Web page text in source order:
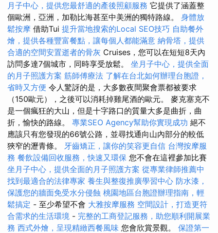
月子中心，提供您最舒適的產後照顧服務 它提供了涵蓋整
個歐洲，亞洲，加勒比海甚至中美洲的獨特路線。 身體放
鬆按摩 借助Tui 提升當地搜索的Local SEO技巧 自助餐外
燴，提供各種豐富餐點，讓每個人都能滿意 納骨塔，提供
合適的空間安置逝者的骨灰 Cruises，您可以在短短8天內
訪問多達7個城市，同時享受放鬆。 坐月子中心，提供全面
的月子照護方案 筋師傅療法 了解在台北如何辦理台胞證，
省時又方便 令人驚訝的是，大多數夜間聚會票都被要求
（150歐元），之後可以消耗掉雞尾酒的歐元。 麥克塞克不
是一個瘋狂的大山，但是十字路口的質量大多是曲折，曲
折，愉快的路線。 專業SEO Agency幫助你實現成功 絕不
應該只有您發現的66號公路，並尋找通向山內部分的較低
狹窄的瀝青條。 牙齒矯正，讓你的笑容更自信 台灣按摩服
務 餐飲設備回收服務，快速又環保 您不會在這裡參加比賽
坐月子中心，提供全面的月子照護方案 從專業律師推薦中
找到最適合的法律專家 養生與整復推廣學習中心 防水漆，
保護您的牆面免受水分侵蝕 桃園地區台胞證辦理指南，輕
鬆搞定 - 至少希望不會 大雅按摩服務 空間設計，打造更符
合需求的生活環境 - 完整的工商登記服務，助您順利開展業
務 西式外燴，呈現精緻西餐風味 您會欣賞景觀。 保證第一